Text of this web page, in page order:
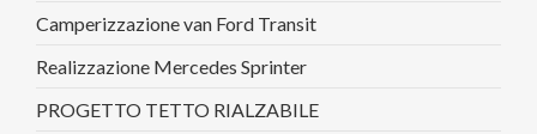
Camperizzazione van Ford Transit
Realizzazione Mercedes Sprinter
PROGETTO TETTO RIALZABILE